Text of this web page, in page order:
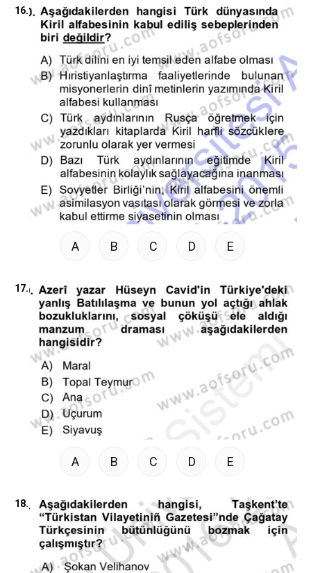
16.
A B C D E
17.
A B C D E
18.